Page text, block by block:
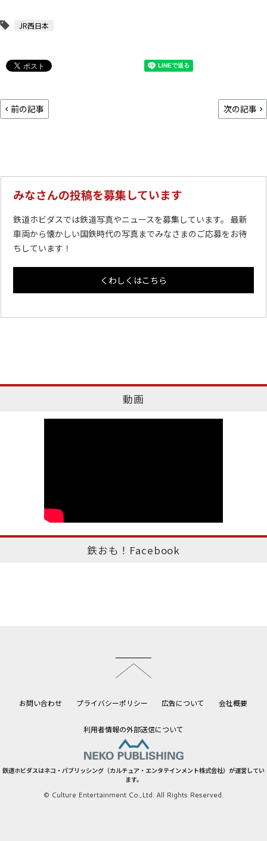
JR西日本
前の記事 次の記事
みなさんの投稿を募集しています
鉄道ホビダスでは鉄道写真やニュースを募集しています。 最新
車両から懐かしい国鉄時代の写真までみなさまのご応募をお待
ちしています！
くわしくはこちら
動画
鉄おも！Facebook
お問い合わせ プライバシーポリシー 広告について 会社概要
利用者情報の外部送信について
鉄道ホビダスはネコ・パブリッシング（カルチュア・エンタテインメント株式会社）が運営してい
ます。
© Culture Entertainment Co.,Ltd. All Rights Reserved.